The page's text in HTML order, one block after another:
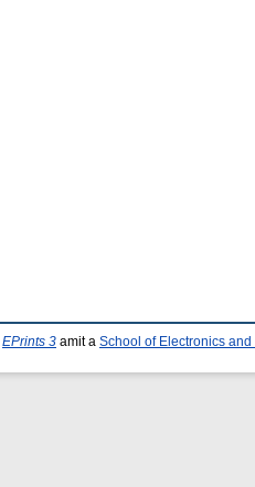
EPrints 3 amit a School of Electronics